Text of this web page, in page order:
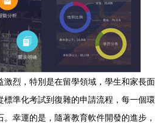
激烈，特別是在留學領域，學生和家長面
準化考試到復雜的申請流程，每一個環
幸運的是，隨著教育軟件開發的進步，